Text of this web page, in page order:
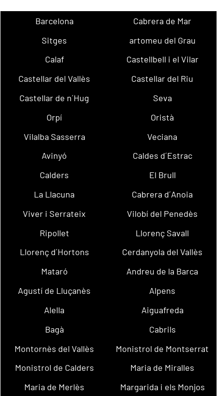
Barcelona
Cabrera de Mar
Sitges
artomeu del Grau
Calaf
Castellbell i el Vilar
Castellar del Vallès
Castellar del Riu
Castellar de n´Hug
Seva
Orpí
Oristà
Vilalba Sasserra
Veciana
Avinyó
Caldes d´Estrac
Calders
El Brull
La Llacuna
Cabrera d´Anoia
Viver i Serrateix
Vilobí del Penedès
Ripollet
Llorenç Savall
Llorenç d´Hortons
Cerdanyola del Vallès
Mataró
Andreu de la Barca
Agustí de Lluçanès
Alpens
Alella
Aiguafreda
Bagà
Cabrils
Montornès del Vallès
Monistrol de Montserrat
Monistrol de Calders
Maria de Miralles
Maria de Merlès
Margarida i els Monjos